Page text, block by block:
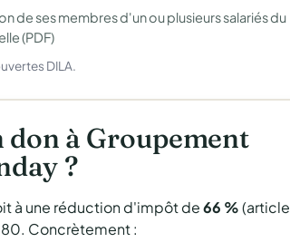
de ses membres d'un ou plusieurs salariés du
(PDF)
DILA.
à Groupement
?
à une réduction d'impôt de66 %(article
Concrètement :